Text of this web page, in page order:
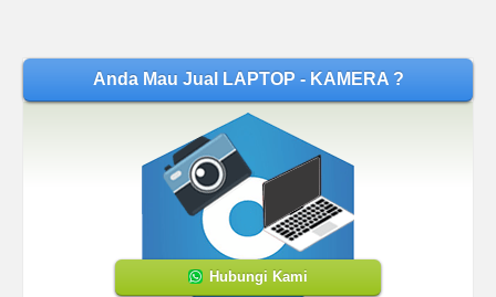
Anda Mau Jual LAPTOP - KAMERA ?
Hubungi Kami